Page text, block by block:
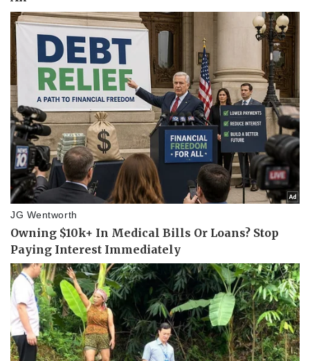
Pháp luật
Vụ án
Tin nóng
Tư vấn luật
Quân sự - Quốc phòng
Vũ khí
Việt Nam
Phân tích